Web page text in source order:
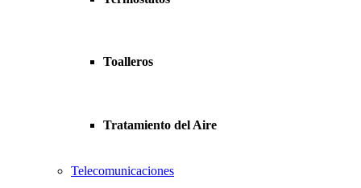
Toalleros
Tratamiento del Aire
Telecomunicaciones